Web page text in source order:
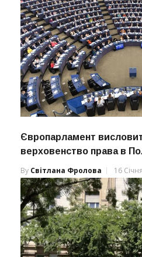
Європарламент
верховенство права в
By Світлана Фролова 16